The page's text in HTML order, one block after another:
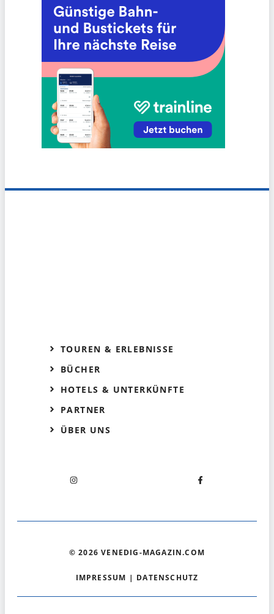
TOUREN & ERLEBNISSE
BÜCHER
HOTELS & UNTERKÜNFTE
PARTNER
ÜBER UNS
© 2026 VENEDIG-MAGAZIN.COM
IMPRESSUM | DATENSCHUTZ